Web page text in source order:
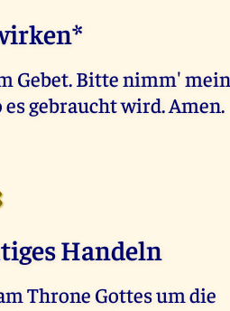
Gebet. Bitte nimm' mein
gebraucht wird. Amen.
Handeln
Throne Gottes um die